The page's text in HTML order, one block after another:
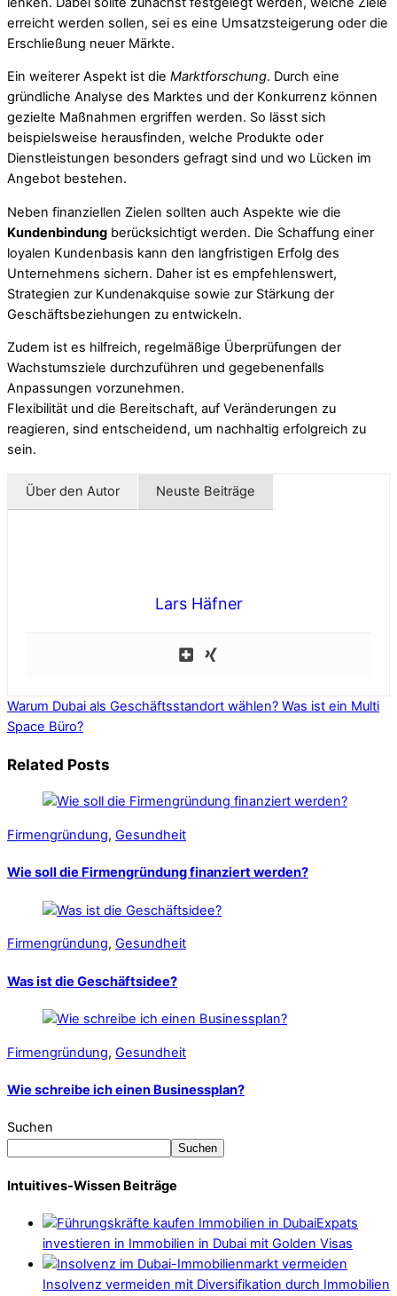
erreicht werden sollen, sei es eine Umsatzsteigerung oder die
Erschließung neuer Märkte.
Ein weiterer Aspekt ist die Marktforschung. Durch eine
gründliche Analyse des Marktes und der Konkurrenz können
gezielte Maßnahmen ergriffen werden. So lässt sich
beispielsweise herausfinden, welche Produkte oder
Dienstleistungen besonders gefragt sind und wo Lücken im
Angebot bestehen.
Neben finanziellen Zielen sollten auch Aspekte wie die
Kundenbindung berücksichtigt werden. Die Schaffung einer
loyalen Kundenbasis kann den langfristigen Erfolg des
Unternehmens sichern. Daher ist es empfehlenswert,
Strategien zur Kundenakquise sowie zur Stärkung der
Geschäftsbeziehungen zu entwickeln.
Zudem ist es hilfreich, regelmäßige Überprüfungen der
Wachstumsziele durchzuführen und gegebenenfalls
Anpassungen vorzunehmen.
Flexibilität und die Bereitschaft, auf Veränderungen zu
reagieren, sind entscheidend, um nachhaltig erfolgreich zu
sein.
Über den Autor Neuste Beiträge
Lars Häfner
Warum Dubai als Geschäftsstandort wählen? Was ist ein Multi
Space Büro?
Related Posts
Firmengründung, Gesundheit
Wie soll die Firmengründung finanziert werden?
Firmengründung, Gesundheit
Was ist die Geschäftsidee?
Firmengründung, Gesundheit
Wie schreibe ich einen Businessplan?
Suchen
Suchen
Intuitives-Wissen Beiträge
Expats
investieren in Immobilien in Dubai mit Golden Visas
Insolvenz vermeiden mit Diversifikation durch Immobilien